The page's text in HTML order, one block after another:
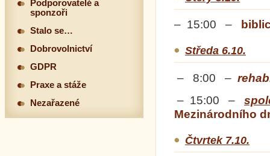
– 15:00 –
Středa 6.10.
– 8:00 –
– 15:00 –
Mezinárodního
Čtvrtek 7.10.
Podporovatelé a
sponzoři
Stalo se…
Dobrovolnictví
GDPR
Praxe a stáže
Nezařazené